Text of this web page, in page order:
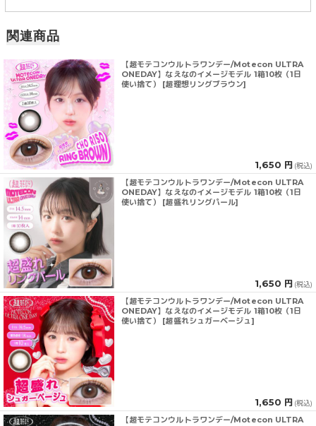
関連商品
【超モテコンウルトラワンデー/Motecon ULTRA
ONEDAY】なえなのイメージモデル 1箱10枚（1日
使い捨て） [超理想リングブラウン]
1,650 円 (税込)
【超モテコンウルトラワンデー/Motecon ULTRA
ONEDAY】なえなのイメージモデル 1箱10枚（1日
使い捨て） [超盛れリングパール]
1,650 円 (税込)
【超モテコンウルトラワンデー/Motecon ULTRA
ONEDAY】なえなのイメージモデル 1箱10枚（1日
使い捨て） [超盛れシュガーベージュ]
1,650 円 (税込)
【超モテコンウルトラワンデー/Motecon ULTRA